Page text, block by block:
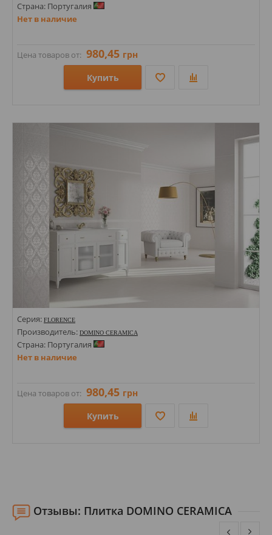
Страна: Португалия
Нет в наличие
Цена товаров от: 980,45 грн
Купить
Стили: С цветами, листочками; С полосами, волна;
Серия: FLORENCE
Производитель: DOMINO CERAMICA
Страна: Португалия
Нет в наличие
Цена товаров от: 980,45 грн
Купить
Отзывы: Плитка DOMINO CERAMICA